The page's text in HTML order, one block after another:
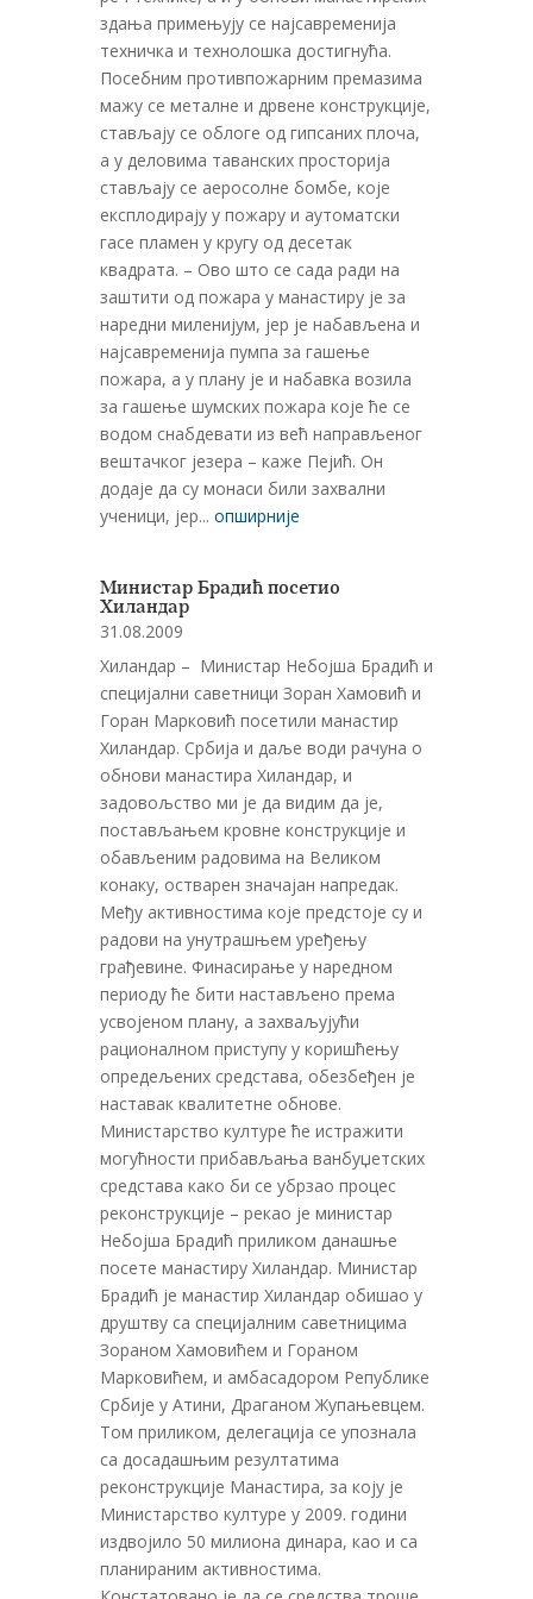
здања примењују се најсавременија
техничка и технолошка достигнућа.
Посебним противпожарним премазима
мажу се металне и дрвене конструкције,
стављају се облоге од гипсаних плоча,
а у деловима таванских просторија
стављају се аеросолне бомбе, које
експлодирају у пожару и аутоматски
гасе пламен у кругу од десетак
квадрата. – Ово што се сада ради на
заштити од пожара у манастиру је за
наредни миленијум, јер је набављена и
најсавременија пумпа за гашење
пожара, а у плану је и набавка возила
за гашење шумских пожара које ће се
водом снабдевати из већ направљеног
вештачког језера – каже Пејић. Он
додаје да су монаси били захвални
ученици, јер... опширније
Министар Брадић посетио
Хиландар
31.08.2009
Хиландар – Министар Небоjша Брадић и
специjални саветници Зоран Хамовић и
Горан Марковић посетили манастир
Хиландар. Србиjа и даље води рачуна о
обнови манастира Хиландар, и
задовољство ми jе да видим да jе,
постављањем кровне конструкциjе и
обављеним радовима на Великом
конаку, остварен значаjан напредак.
Међу активностима коjе предстоjе су и
радови на унутрашњем уређењу
грађевине. Финасирање у наредном
периоду ће бити настављено према
усвоjеном плану, а захваљуjући
рационалном приступу у коришћењу
опредељених средстава, обезбеђен jе
наставак квалитетне обнове.
Министарство културе ће истражити
могућности прибављања ванбуџетских
средстава како би се убрзао процес
реконструкциjе – рекао jе министар
Небоjша Брадић приликом данашње
посете манастиру Хиландар. Министар
Брадић jе манастир Хиландар обишао у
друштву са специjалним саветницима
Зораном Хамовићем и Гораном
Марковићем, и амбасадором Републике
Србиjе у Атини, Драганом Жупањевцем.
Том приликом, делегациjа се упознала
са досадашњим резултатима
реконструкциjе Манастира, за коjу jе
Министарство културе у 2009. години
издвоjило 50 милиона динара, као и са
планираним активностима.